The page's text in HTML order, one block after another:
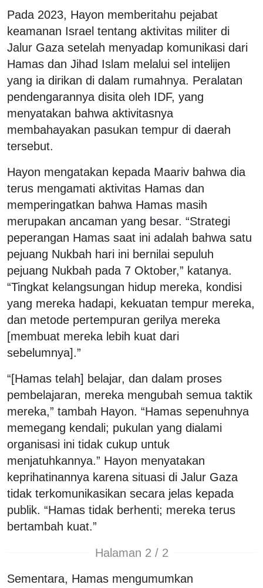
Pada 2023, Hayon memberitahu pejabat
keamanan Israel tentang aktivitas militer di
Jalur Gaza setelah menyadap komunikasi dari
Hamas dan Jihad Islam melalui sel intelijen
yang ia dirikan di dalam rumahnya. Peralatan
pendengarannya disita oleh IDF, yang
menyatakan bahwa aktivitasnya
membahayakan pasukan tempur di daerah
tersebut.
Hayon mengatakan kepada Maariv bahwa dia
terus mengamati aktivitas Hamas dan
memperingatkan bahwa Hamas masih
merupakan ancaman yang besar. “Strategi
peperangan Hamas saat ini adalah bahwa satu
pejuang Nukbah hari ini bernilai sepuluh
pejuang Nukbah pada 7 Oktober,” katanya.
“Tingkat kelangsungan hidup mereka, kondisi
yang mereka hadapi, kekuatan tempur mereka,
dan metode pertempuran gerilya mereka
[membuat mereka lebih kuat dari
sebelumnya].”
“[Hamas telah] belajar, dan dalam proses
pembelajaran, mereka mengubah semua taktik
mereka,” tambah Hayon. “Hamas sepenuhnya
memegang kendali; pukulan yang dialami
organisasi ini tidak cukup untuk
menjatuhkannya.” Hayon menyatakan
keprihatinannya karena situasi di Jalur Gaza
tidak terkomunikasikan secara jelas kepada
publik. “Hamas tidak berhenti; mereka terus
bertambah kuat.”
Halaman 2 / 2
Sementara, Hamas mengumumkan